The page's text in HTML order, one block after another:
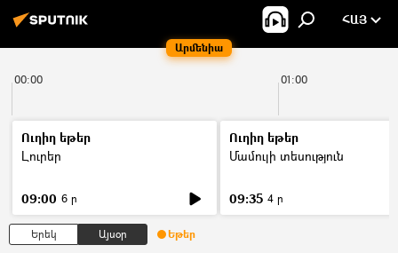
Արմենիա
ՀԱՅ
00:00 01:00
Ուղիղ եթեր
Լուրեր
09:00 6 ր
Ուղիղ եթեր
Մամուլի տեսություն
09:35 4 ր
Երեկ Այսօր Եթեր